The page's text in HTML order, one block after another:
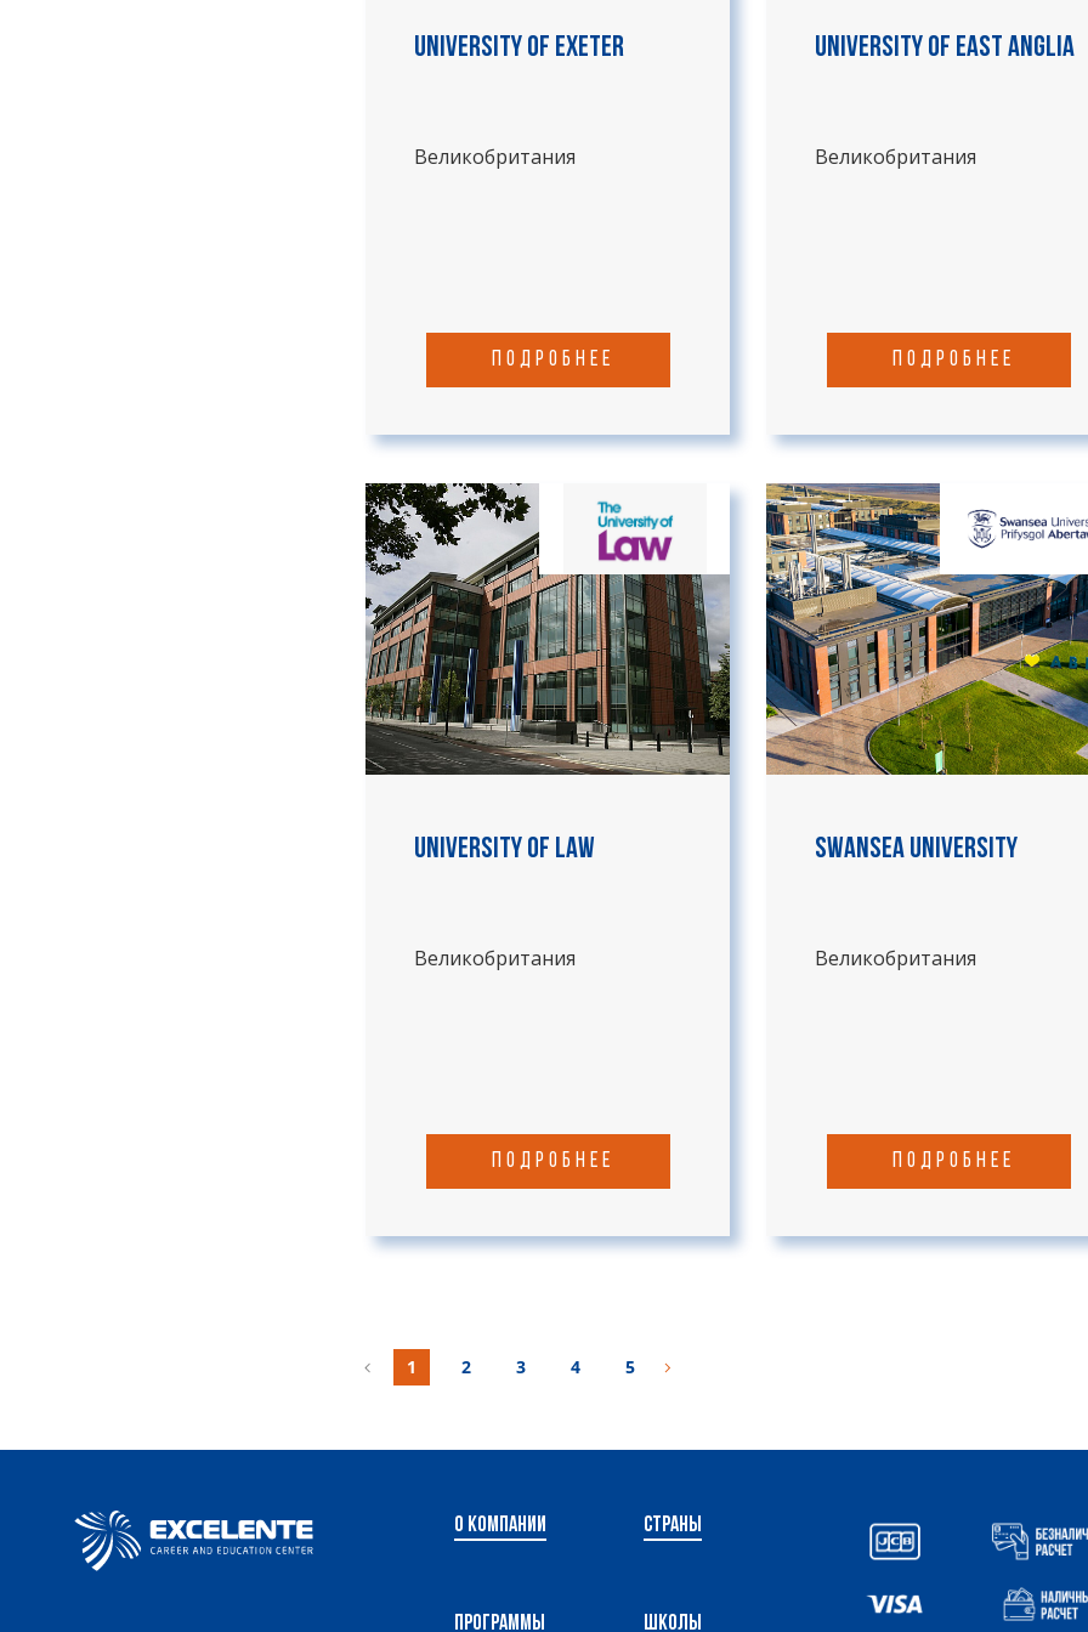
University of Exeter
Великобритания
подробнее
University of East Anglia
Великобритания
подробнее
University of Law
Великобритания
подробнее
Swansea University
Великобритания
подробнее
1 2 3 4 5
О компании
Программы
Страны
Школы